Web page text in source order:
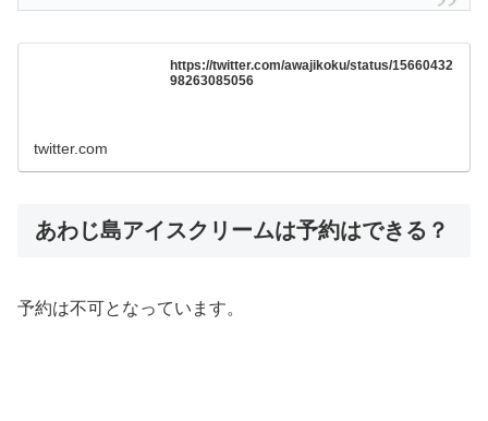
https://twitter.com/awajikoku/status/15660432
98263085056
twitter.com
あわじ島アイスクリームは予約はできる？
予約は不可となっています。